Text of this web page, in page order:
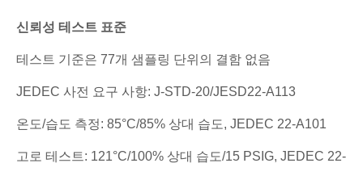
신뢰성 테스트 표준
테스트 기준은 77개 샘플링 단위의 결함 없음
JEDEC 사전 요구 사항: J-STD-20/JESD22-A113
온도/습도 측정: 85°C/85% 상대 습도, JEDEC 22-A101
고로 테스트: 121°C/100% 상대 습도/15 PSIG, JEDEC 22-